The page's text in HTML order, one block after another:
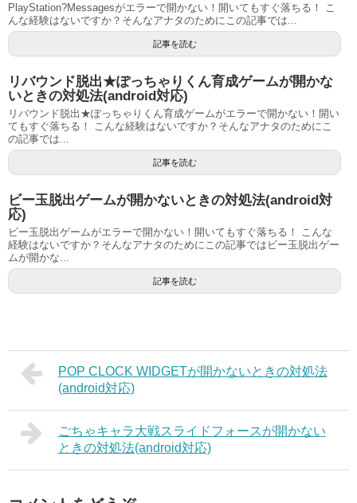
PlayStation?Messagesがエラーで開かない！開いてもすぐ落ちる！ こ
んな経験はないですか？そんなアナタのためにこの記事では...
記事を読む
リバウンド脱出★ぽっちゃりくん育成ゲームが開かな
いときの対処法(android対応)
リバウンド脱出★ぽっちゃりくん育成ゲームがエラーで開かない！開い
てもすぐ落ちる！ こんな経験はないですか？そんなアナタのためにこ
の記事では...
記事を読む
ビー玉脱出ゲームが開かないときの対処法(android対
応)
ビー玉脱出ゲームがエラーで開かない！開いてもすぐ落ちる！ こんな
経験はないですか？そんなアナタのためにこの記事ではビー玉脱出ゲー
ムが開かな...
記事を読む
POP CLOCK WIDGETが開かないときの対処法
(android対応)
ごちゃキャラ大戦スライドフォースが開かない
ときの対処法(android対応)